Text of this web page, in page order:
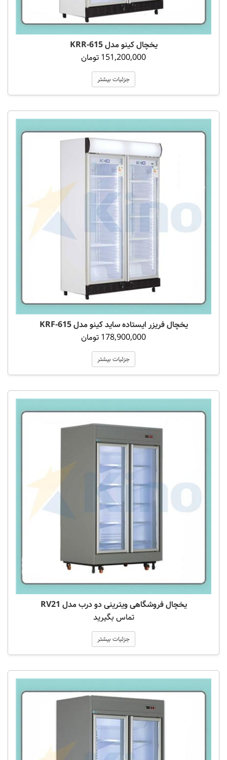
یخچال کینو مدل 615-KRR
151,200,000 تومان
جزئیات بیشتر
یخچال فریزر ایستاده ساید کینو مدل KRF-615
178,900,000 تومان
جزئیات بیشتر
یخچال فروشگاهی ویترینی دو درب مدل RV21
تماس بگیرید
جزئیات بیشتر